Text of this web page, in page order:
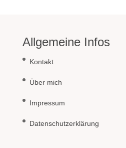
Allgemeine Infos
Kontakt
Über mich
Impressum
Datenschutzerklärung